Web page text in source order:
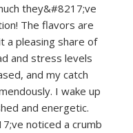
they&#8217;ve
The flavors are
a pleasing share of
and stress levels
and my catch
I wake up
and energetic.
noticed a crumb